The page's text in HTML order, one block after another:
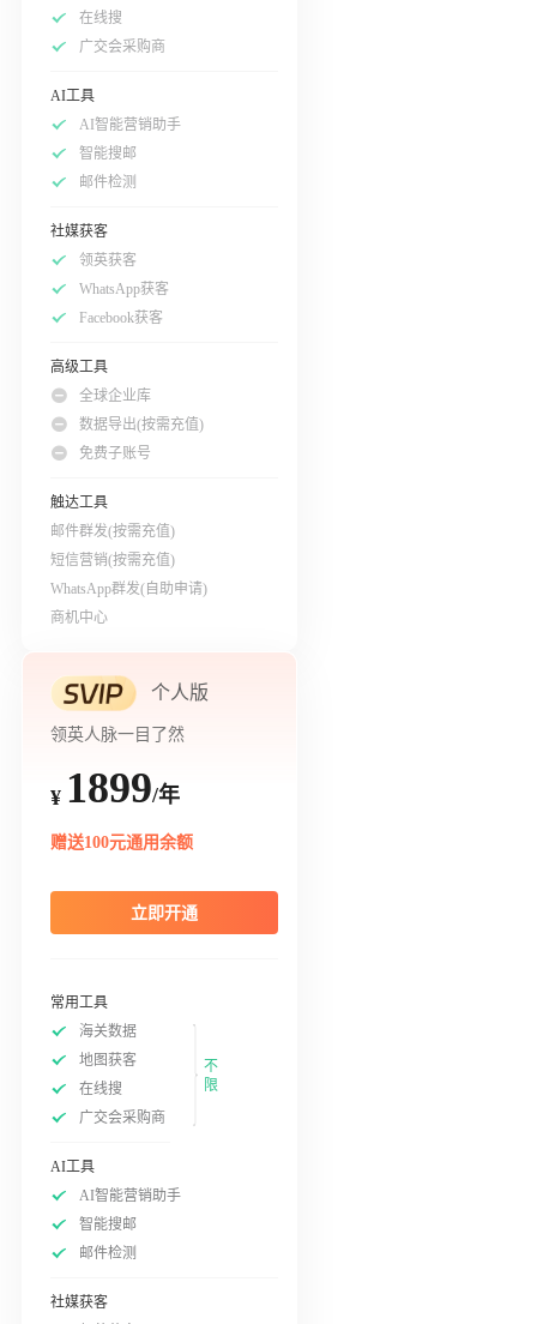
在线搜
广交会采购商
AI工具
AI智能营销助手
智能搜邮
邮件检测
社媒获客
领英获客
WhatsApp获客
Facebook获客
高级工具
全球企业库
数据导出(按需充值)
免费子账号
触达工具
邮件群发(按需充值)
短信营销(按需充值)
WhatsApp群发(自助申请)
商机中心
个人版
领英人脉一目了然
¥ 1899/年
赠送100元通用余额
立即开通
常用工具
海关数据
地图获客
在线搜
广交会采购商
不
限
AI工具
AI智能营销助手
智能搜邮
邮件检测
社媒获客